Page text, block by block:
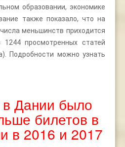
образовании, экономике
также показало, что на
меньшинств приходится
просмотренных статей
Подробности можно узнать
в Дании было
билетов в
в 2016 и 2017